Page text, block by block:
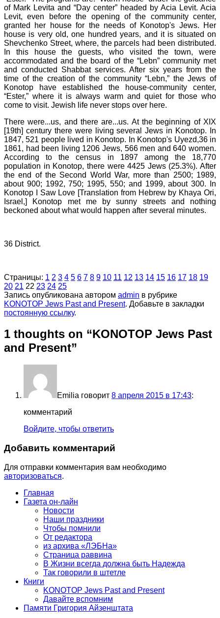
of Mark Levita and “Day center” headed by Acia Levit. Acia
Levit, even before the opening of the community center,
granted her house for the needs of Konotop's Jews. Her
house is very old, one hundred years, and it is situated on
Shevchenko Street, where, the parcels had been distributed.
In this house the guests, who visited the town, were
accommodated and the board of the “Lebn” community met
and conducted Shabbat services. After six years from the
time of the creation of the community “Lebn,” the Jews of
Konotop have established the house-community center,
“Ester,” where it is always warm and quiet for those who
come to visit. Jewish life never stops over here.
There were...us, and there are...us. At the beginning of XIX
[19th] century there were living several Jews in Konotop. In
1847, 521 people lived in Konotop. In Konotop's Uyezd,36 in
1861, had been living 1206 Jews, 566 men and 640 women.
According to the census in 1897 among the 18,770
population in Konotop, there were 4425 Jews (25.3%). After
the end of the Second World War, more than 2500; 1989,
about 900; 1992, 750; 1995, 550; and 1999, about 300. In
Konotop I Saw Love [Translation from Hebrew by Khaya Ori,
Israel,] Konotop met me by sunny streets and nothing
beckoned about what would happen after several minutes.
36 District.
Страницы: 1 2 3 4 5 6 7 8 9 10 11 12 13 14 15 16 17 18 19
20 21 22 23 24 25
Запись опубликована автором admin в рубрике
KONOTOP Jews Past and Present. Добавьте в закладки
постоянную ссылку.
1 thoughts on “KONOTOP Jews Past
and Present”
Emilia говорит 8 апреля 2015 в 17:43:
комментарий
Войдите, чтобы ответить
Добавить комментарий
Для отправки комментария вам необходимо
авторизоваться.
Главная
Газета он-лайн
Новости
Наши праздники
Чтобы помнили
От редактора
из архива «ЛЭБНа»
Страница раввина
В Жизни всегда должна быть Надежда
Так говорили в штетле
Книги
KONOTOP Jews Past and Present
Давайте вспомним
Памяти Григория Айзенштата